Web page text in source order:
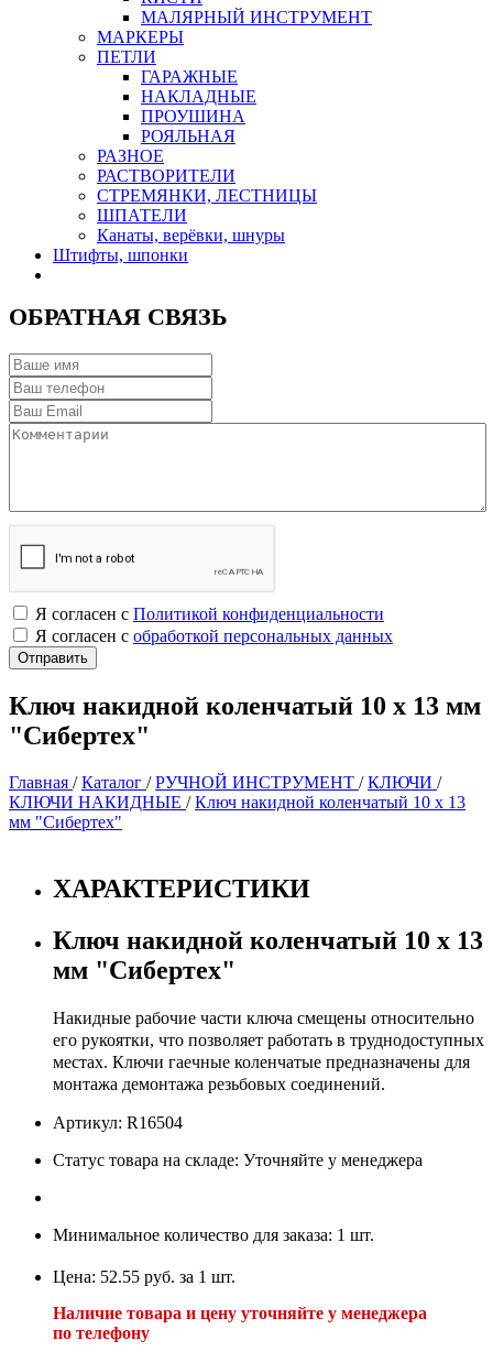
МАЛЯРНЫЙ ИНСТРУМЕНТ
МАРКЕРЫ
ПЕТЛИ
ГАРАЖНЫЕ
НАКЛАДНЫЕ
ПРОУШИНА
РОЯЛЬНАЯ
РАЗНОЕ
РАСТВОРИТЕЛИ
СТРЕМЯНКИ, ЛЕСТНИЦЫ
ШПАТЕЛИ
Канаты, верёвки, шнуры
Штифты, шпонки
ОБРАТНАЯ СВЯЗЬ
Я согласен с Политикой конфиденциальности
Я согласен с обработкой персональных данных
Ключ накидной коленчатый 10 х 13 мм
"Сибертех"
Главная /Каталог /РУЧНОЙ ИНСТРУМЕНТ /КЛЮЧИ /
КЛЮЧИ НАКИДНЫЕ /Ключ накидной коленчатый 10 х 13
мм "Сибертех"
ХАРАКТЕРИСТИКИ
Ключ накидной коленчатый 10 х 13
мм "Сибертех"
Накидные рабочие части ключа смещены относительно
его рукоятки, что позволяет работать в труднодоступных
местах. Ключи гаечные коленчатые предназначены для
монтажа демонтажа резьбовых соединений.
Артикул: R16504
Статус товара на складе: Уточняйте у менеджера
Минимальное количество для заказа: 1 шт.
Цена: 52.55 руб. за 1 шт.
Наличие товара и цену уточняйте у менеджера
по телефону